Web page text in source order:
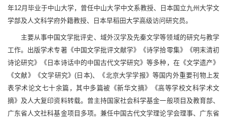
年12月毕业于中山大学，曾任中山大学中文系教授、日本国立九州大学文
学部及人文科学府外籍教授、日本早稻田大学高级访问研究员。
主要从事中国文学批评史、域外汉学及先秦文学等领域的研究与教学
工作。出版学术专著《中国文学批评文献学》《诗学拾零集》《明末清初
诗论研究》《日本诗话中的中国古代文学研究》等多种，在《文学遗产》
《文献》《文学研究》(日本)、《北京大学学报》等国内外重要刊物上发
表学术论文七十余篇，其中多篇被《新华文摘》《高等学校文科学术文
摘》及人大复印资料转载。曾主持国家社会科学基金一般项目及教育部、
广东省人文社科基金项目多项。兼任中国古代文学理论学会理事、广东省